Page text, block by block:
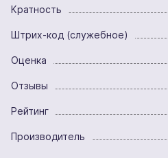
Кратность
Штрих-код (служебное)
Оценка
Отзывы
Рейтинг
Производитель